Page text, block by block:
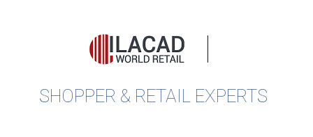
SHOPPER & RETAIL EXPERTS